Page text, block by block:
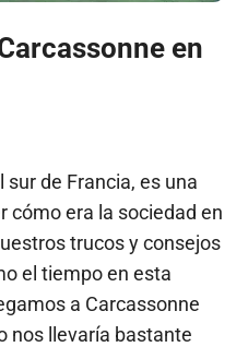
en
de Francia, es una
cómo era la sociedad en
trucos y consejos
el tiempo en esta
a Carcassonne
nos llevaría bastante